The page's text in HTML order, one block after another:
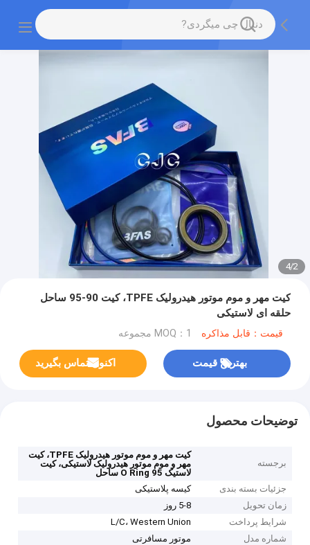
2
/
4
کیت مهر و موم موتور هیدرولیک TPFE، کیت 90-95 ساحل
حلقه ای لاستیکی
قیمت：قابل مذاکره MOQ：1 مجموعه
بهترین قیمت اکنون تماس بگیرید
توضیحات محصول
برجسته
کیت مهر و موم موتور هیدرولیک TPFE، کیت
مهر و موم موتور هیدرولیک لاستیکی، کیت
لاستیک O Ring 95 ساحل
جزئیات بسته بندی
کیسه پلاستیکی
زمان تحویل
5-8 روز
شرایط پرداخت
L/C، Western Union
شماره مدل
موتور مسافرتی